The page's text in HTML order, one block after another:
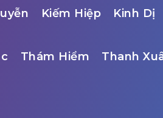
Kiếm Hiệp Kinh Dị
Thám Hiểm Thanh